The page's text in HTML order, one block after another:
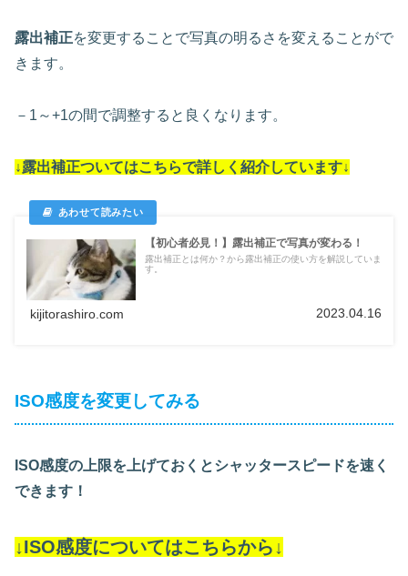
露出補正を変更することで写真の明るさを変えることがで
きます。
－1～+1の間で調整すると良くなります。
↓露出補正ついてはこちらで詳しく紹介しています↓
【初心者必見！】露出補正で写真が変わる！
露出補正とは何か？から露出補正の使い方を解説していま
す。
kijitorashiro.com 2023.04.16
ISO感度を変更してみる
ISO感度の上限を上げておくとシャッタースピードを速く
できます！
↓ISO感度についてはこちらから↓